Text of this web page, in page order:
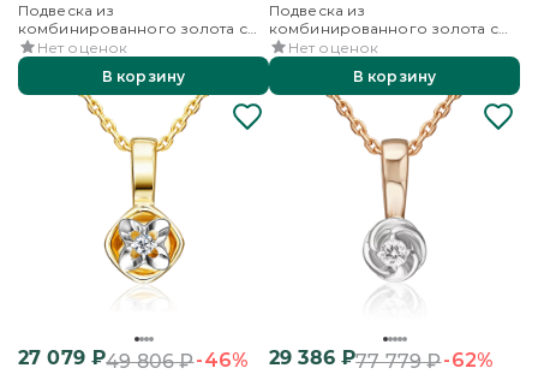
Подвеска из
комбинированного золота с
бриллиантом
Нет оценок
В корзину
Подвеска из
комбинированного золота с
бриллиантом
Нет оценок
В корзину
27 079₽49 806₽-46% 29 386₽77 779₽-62%